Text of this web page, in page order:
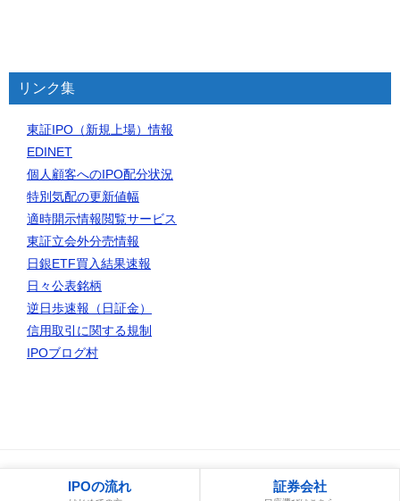
リンク集
東証IPO（新規上場）情報
EDINET
個人顧客へのIPO配分状況
特別気配の更新値幅
適時開示情報閲覧サービス
東証立会外分売情報
日銀ETF買入結果速報
日々公表銘柄
逆日歩速報（日証金）
信用取引に関する規制
IPOブログ村
IPOの流れ 証券会社